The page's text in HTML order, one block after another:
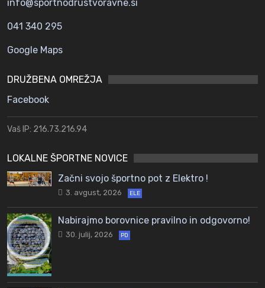
info@sportnodrustvoravne.si
041 340 295
Google Maps
DRUŽBENA OMREŽJA
Facebook
Vaš IP: 216.73.216.94
LOKALNE ŠPORTNE NOVICE
Začni svojo športno pot z Elektro !
3. avgust, 2026 ELE
Nabirajmo borovnice pravilno in odgovorno!
30. julij, 2026 PD